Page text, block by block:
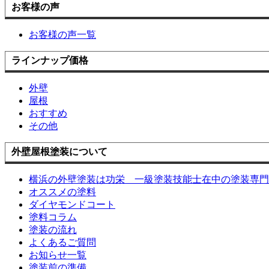
お客様の声
お客様の声一覧
ラインナップ価格
外壁
屋根
おすすめ
その他
外壁屋根塗装について
横浜の外壁塗装は功栄 一級塗装技能士在中の塗装専
オススメの塗料
ダイヤモンドコート
塗料コラム
塗装の流れ
よくあるご質問
お知らせ一覧